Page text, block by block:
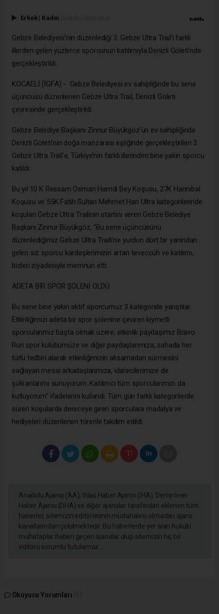
Erkek | Kadın
Gebze Belediyesi’nin düzenlediği 3. Gebze Ultra Trail’i farklı
illerden gelen yüzlerce sporcunun katılımıyla Denizli Göleti’nde
gerçekleştirildi.
KOCAELİ (İGFA) - Gebze Belediyesi ev sahipliğinde bu sene
üçüncüsü düzenlenen Gebze Ultra Trail, Denizli Göleti
çevresinde gerçekleştirildi.
Gebze Belediye Başkanı Zinnur Büyükgöz’ün ev sahipliğinde
Denizli Göleti’nin doğa manzarası eşliğinde gerçekleştirilen 3.
Gebze Ultra Trail’e, Türkiye’nin farklı illerinden bine yakın sporcu
katıldı.
Bu yıl 10 K Ressam Osman Hamdi Bey Koşusu, 27K Hannıbal
Koşusu ve 55K Fatih Sultan Mehmet Han Ultra kategorilerinde
koşulan Gebze Ultra Trailinin startını veren Gebze Belediye
Başkanı Zinnur Büyükgöz, “Bu sene üçüncüsünü
düzenlediğimiz Gebze Ultra Traili’ne yurdun dört bir yanından
gelen siz sporcu kardeşlerimizin artan teveccüh ve katılımı,
bizleri ziyadesiyle memnun etti.
ADETA BİR SPOR ŞÖLENİ OLDU
Bu sene bine yakın aktif sporcumuz 3 kategoride yarıştılar.
Etkinliğimizi adeta bir spor şölenine çeviren kıymetli
sporcularımız başta olmak üzere; etkinlik paydaşımız Bravo
Run spor kulübümüze ve diğer paydaşlarımıza, sahada her
türlü tedbiri alarak etkinliğimizin aksamadan sürmesini
sağlayan mesai arkadaşlarımıza, idarecilerimize de
şükranlarımı sunuyorum. Katılımcı tüm sporcularımızı da
kutluyorum” ifadelerini kullandı. Tüm gün farklı kategorilerde
süren koşularda dereceye giren sporculara madalya ve
hediyeleri düzenlenen törenle takdim edildi.
Anadolu Ajansı (AA), İhlas Haber Ajansı (İHA), Demirören
Haber Ajansı (DHA) ve diğer ajanslar tarafından eklenen tüm
haberler, sitemizin editörlerinin müdahalesi olmadan ajans
kanallarından çekilmektedir. Bu haberlerde yer alan hukuki
muhataplar haberi geçen ajanslar olup sitemizin hiç bir
editörü sorumlu tutulamaz...
Okuyucu Yorumları